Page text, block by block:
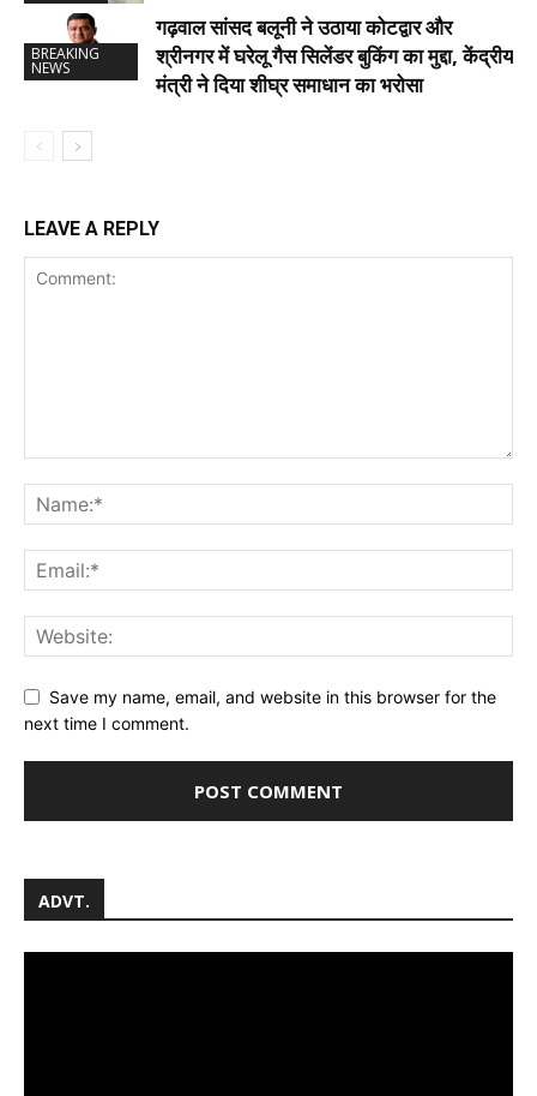
BREAKING
NEWS
गढ़वाल सांसद बलूनी ने उठाया कोटद्वार और
श्रीनगर में घरेलू गैस सिलेंडर बुकिंग का मुद्दा, केंद्रीय
मंत्री ने दिया शीघ्र समाधान का भरोसा
LEAVE A REPLY
Save my name, email, and website in this browser for the
next time I comment.
ADVT.